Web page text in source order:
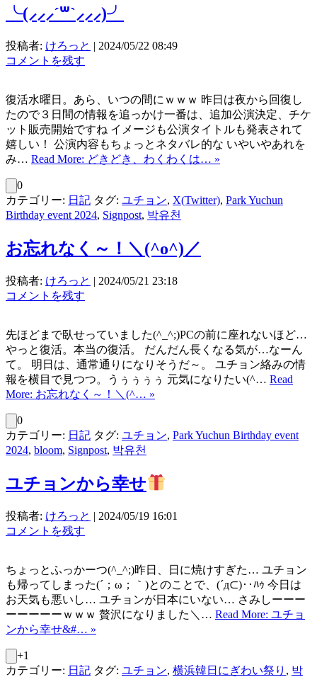
╰⁠(⁠⸝⁠⸝⁠⸝⁠´⁠꒳⁠`⁠⸝⁠⸝⁠⸝⁠)⁠╯
投稿者: けろっと | 2024/05/22 08:49
コメントを残す
復活水曜日。あら、いつの間にｗｗｗ 昨日は夜から回復し
たので３日間の情報を追っかけ一番は、追加公演決定、チケ
ット販売開始ですね イメージも公演タイトルも発表されて
嬉しい！ 公演内容もちょっとネタバレ的な いやいやあれを
み… Read More: どきどき、わくわくは… »
0
カテゴリー: 日記 タグ: ユチョン, X(Twitter), Park Yuchun
Birthday event 2024, Signpost, 박유천
お忘れなく～！＼(^o^)／
投稿者: けろっと | 2024/05/21 23:18
コメントを残す
先ほどまで臥せっていました(^_^;)PCの前に座れないほど…
やっと復活。本当の復活。 だんだん長くなる気が…なーん
て。 明日は、通常通りになりそうだ～。 ユチョン絡みの情
報を横目で見つつ。うぅぅぅぅ 元気になりたい(^… Read
More: お忘れなく～！＼(^… »
0
カテゴリー: 日記 タグ: ユチョン, Park Yuchun Birthday event
2024, bloom, Signpost, 박유천
ユチョンから幸せ
投稿者: けろっと | 2024/05/19 16:01
コメントを残す
ちょっとふっかーつ(^_^;)昨日、日に焼けすぎた… ユチョン
も帰ってしまった(´；ω；｀)とのことで、(´д⊂)‥ﾊｩ 今日は
お天気も悪いし… ユチョンが日本にいない… さみしーーー
ーーーーーｗｗｗ 贅沢になりました＼… Read More: ユチョ
ンから幸せ&#… »
+1
カテゴリー: 日記 タグ: ユチョン, 横浜韓日にぎわい祭り , 박